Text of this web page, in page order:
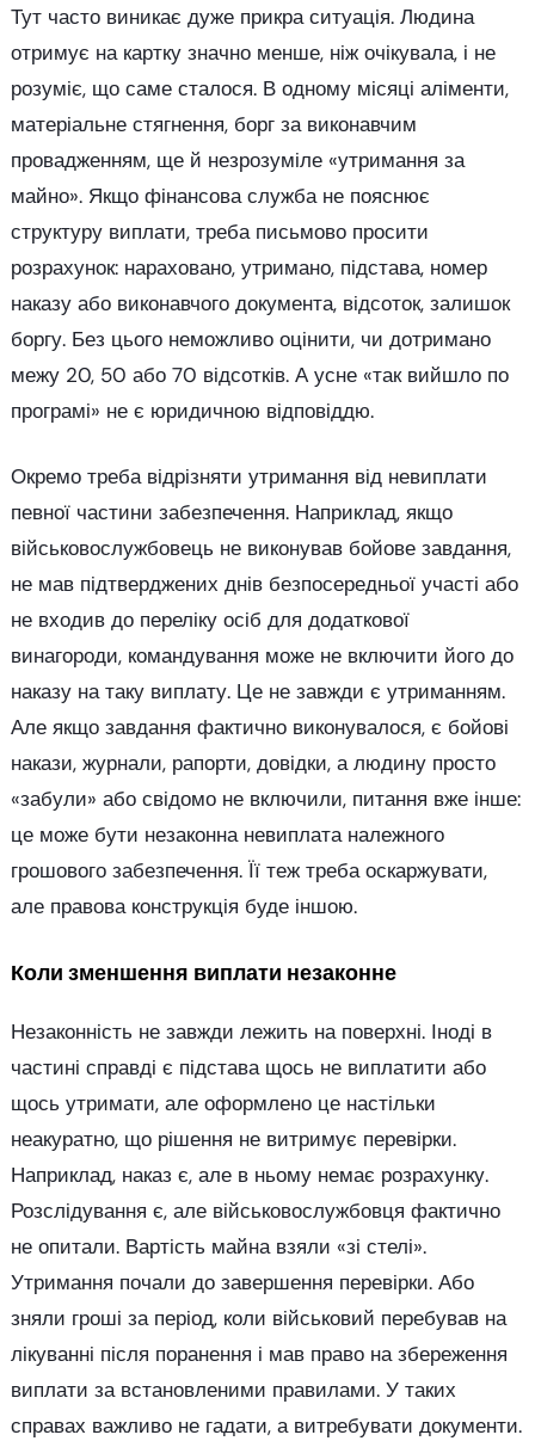
Тут часто виникає дуже прикра ситуація. Людина
отримує на картку значно менше, ніж очікувала, і не
розуміє, що саме сталося. В одному місяці аліменти,
матеріальне стягнення, борг за виконавчим
провадженням, ще й незрозуміле «утримання за
майно». Якщо фінансова служба не пояснює
структуру виплати, треба письмово просити
розрахунок: нараховано, утримано, підстава, номер
наказу або виконавчого документа, відсоток, залишок
боргу. Без цього неможливо оцінити, чи дотримано
межу 20, 50 або 70 відсотків. А усне «так вийшло по
програмі» не є юридичною відповіддю.
Окремо треба відрізняти утримання від невиплати
певної частини забезпечення. Наприклад, якщо
військовослужбовець не виконував бойове завдання,
не мав підтверджених днів безпосередньої участі або
не входив до переліку осіб для додаткової
винагороди, командування може не включити його до
наказу на таку виплату. Це не завжди є утриманням.
Але якщо завдання фактично виконувалося, є бойові
накази, журнали, рапорти, довідки, а людину просто
«забули» або свідомо не включили, питання вже інше:
це може бути незаконна невиплата належного
грошового забезпечення. Її теж треба оскаржувати,
але правова конструкція буде іншою.
Коли зменшення виплати незаконне
Незаконність не завжди лежить на поверхні. Іноді в
частині справді є підстава щось не виплатити або
щось утримати, але оформлено це настільки
неакуратно, що рішення не витримує перевірки.
Наприклад, наказ є, але в ньому немає розрахунку.
Розслідування є, але військовослужбовця фактично
не опитали. Вартість майна взяли «зі стелі».
Утримання почали до завершення перевірки. Або
зняли гроші за період, коли військовий перебував на
лікуванні після поранення і мав право на збереження
виплати за встановленими правилами. У таких
справах важливо не гадати, а витребувати документи.